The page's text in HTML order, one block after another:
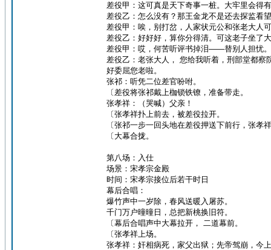
差役甲：这可真是天下奇事一桩。大牢里会得
差役乙：怎么没有？那王金龙不是还去探监看
差役甲：唉，别打岔，人家状元公和张老大人
差役乙：好好好，算你分得清。可这老子坐了
差役甲：哎，何苦听评书掉泪——替别人担忧
差役乙：老张大人， 您给我听着，刑部堂都
好委屈您老啦。
张祁：听凭二位差官吩咐。
〔差役将张祁戴上枷锁铁镣，准备带走。
张孝祥：（哭喊）父亲！
〔张孝祥扑上前去，被差役拉开。
〔张祁一步一回头地在差役押送下前行，张孝
〔大幕合拢。
第八场：入仕
场景：宋孝宗金殿
时间：宋孝宗接位后若干时日
幕后合唱：
爆竹声中一岁除，春风送暖入屠苏。
千门万户曈曈日，总把新桃换旧符。
〔幕后合唱声中大幕拉开， 二道幕前。
〔张孝祥上场。
张孝祥：奸相病死，家父出狱；先帝驾崩，今